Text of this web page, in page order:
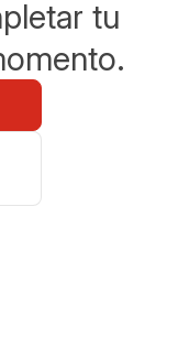
tu